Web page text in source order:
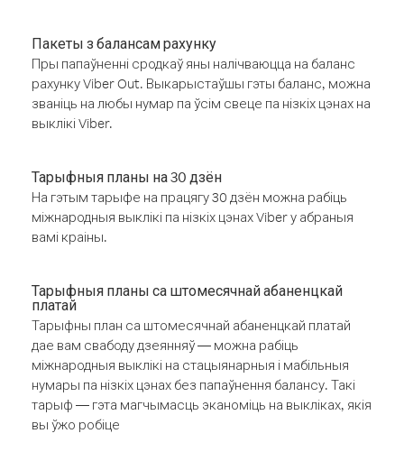
Пакеты з балансам рахунку
Пры папаўненні сродкаў яны налічваюцца на баланс
рахунку Viber Out. Выкарыстаўшы гэты баланс, можна
званіць на любы нумар па ўсім свеце па нізкіх цэнах на
выклікі Viber.
Тарыфныя планы на 30 дзён
На гэтым тарыфе на працягу 30 дзён можна рабіць
міжнародныя выклікі па нізкіх цэнах Viber у абраныя
вамі краіны.
Тарыфныя планы са штомесячнай абаненцкай
платай
Тарыфны план са штомесячнай абаненцкай платай
дае вам свабоду дзеянняў — можна рабіць
міжнародныя выклікі на стацыянарныя і мабільныя
нумары па нізкіх цэнах без папаўнення балансу. Такі
тарыф — гэта магчымасць эканоміць на выкліках, якія
вы ўжо робіце